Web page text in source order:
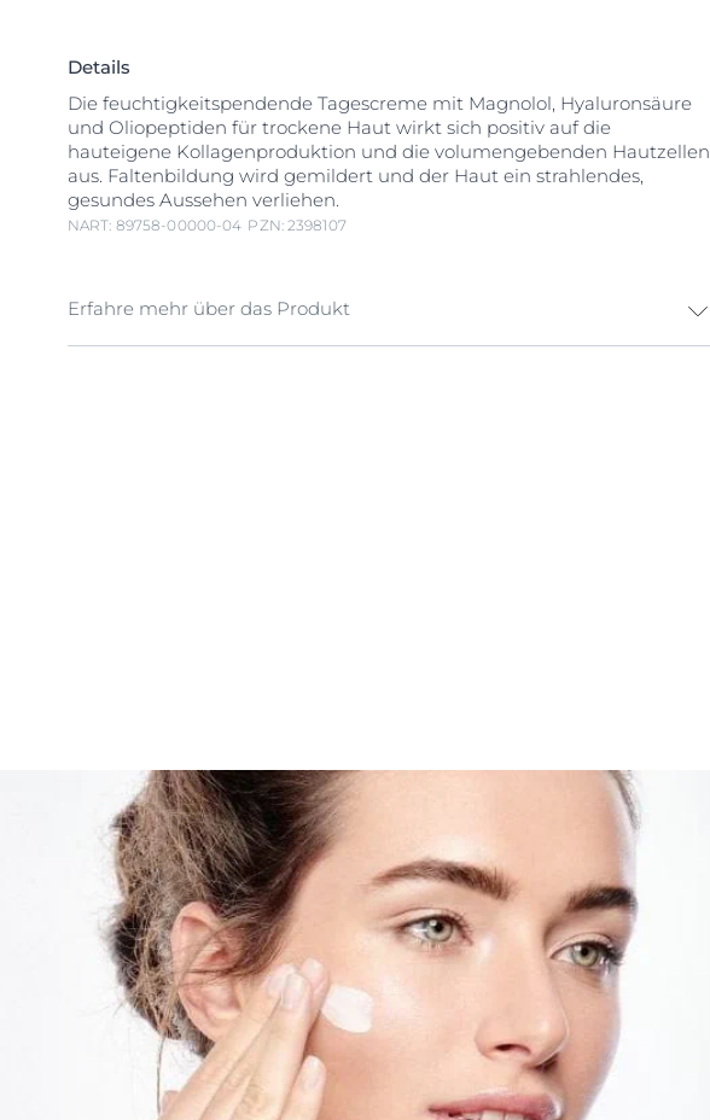
Details
Die feuchtigkeitspendende Tagescreme mit Magnolol, Hyaluronsäure
und Oliopeptiden für trockene Haut wirkt sich positiv auf die
hauteigene Kollagenproduktion und die volumengebenden Hautzellen
aus. Faltenbildung wird gemildert und der Haut ein strahlendes,
gesundes Aussehen verliehen.
NART: 89758-00000-04 PZN: 2398107
Erfahre mehr über das Produkt